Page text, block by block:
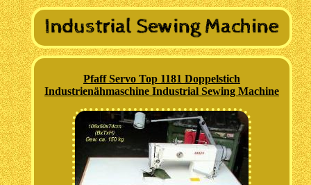
Pfaff Servo Top 1181 Doppelstich
Industrienähmaschine Industrial Sewing Machine